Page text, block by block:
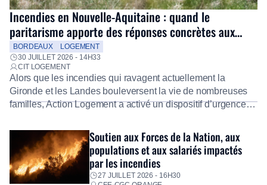
Incendies en Nouvelle-Aquitaine : quand le
paritarisme apporte des réponses concrètes aux
salariés
BORDEAUX
LOGEMENT
30 JUILLET 2026 - 14H33
CIT LOGEMENT
Alors que les incendies qui ravagent actuellement la
Gironde et les Landes bouleversent la vie de nombreuses
familles, Action Logement a activé un dispositif d’urgence
Fidèle à sa mission d’utilité sociale, le Groupe mobilise
immédiatement ses équipes afin de proposer un diagnostic
personnalisé, des aides financières pour faire face aux
premières dépenses, […]
Soutien aux Forces de la Nation, aux
populations et aux salariés impactés
par les incendies
27 JUILLET 2026 - 16H30